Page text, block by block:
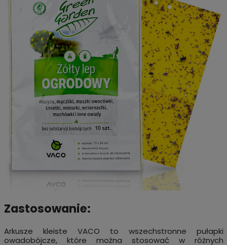
Zastosowanie:
Arkusze kleiste VACO to wszechstronne pułapki
owadobójcze, które można stosować w różnych